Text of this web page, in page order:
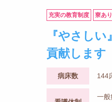
充実の教育制度 寮あり
『やさし
貢献します
病床数 144
一般